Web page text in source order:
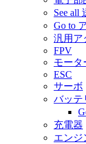
See all
Go to
汎用ア
FPV
モータ
ESC
サーボ
バッテ
充電器
エンジ